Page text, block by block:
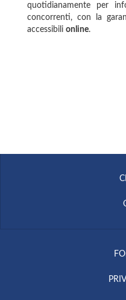
quotidianamente per
concorrenti, con la
accessibili online.